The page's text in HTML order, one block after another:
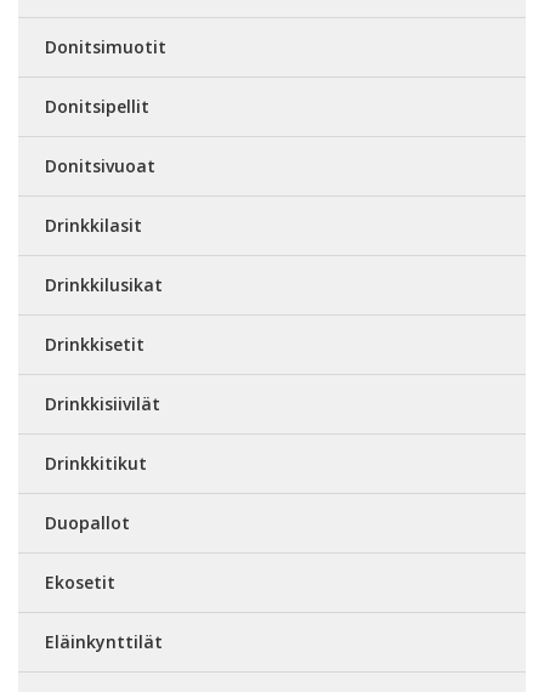
Donitsimuotit
Donitsipellit
Donitsivuoat
Drinkkilasit
Drinkkilusikat
Drinkkisetit
Drinkkisiivilät
Drinkkitikut
Duopallot
Ekosetit
Eläinkynttilät